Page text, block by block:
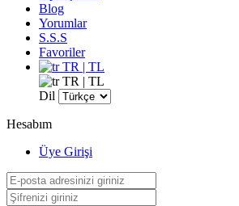
Blog
Yorumlar
S.S.S
Favoriler
TR | TL
TR | TL
Dil
Hesabım
Üye Girişi